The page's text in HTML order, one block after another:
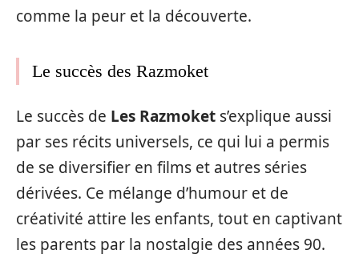
comme la peur et la découverte.
Le succès des Razmoket
Le succès de Les Razmoket s’explique aussi
par ses récits universels, ce qui lui a permis
de se diversifier en films et autres séries
dérivées. Ce mélange d’humour et de
créativité attire les enfants, tout en captivant
les parents par la nostalgie des années 90.